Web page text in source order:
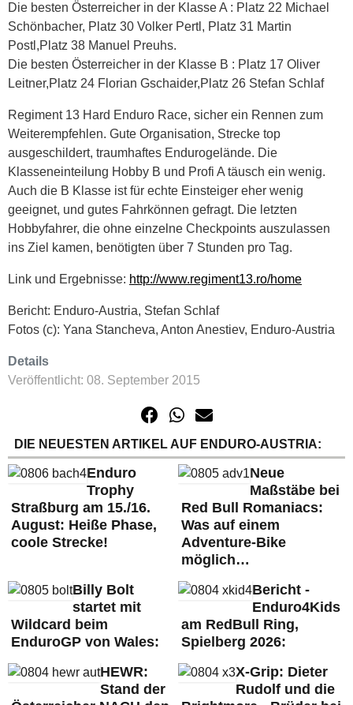
Die besten Österreicher in der Klasse A : Platz 22 Michael
Schönbacher, Platz 30 Volker Pertl, Platz 31 Martin
Postl,Platz 38 Manuel Preuhs.
Die besten Österreicher in der Klasse B : Platz 17 Oliver
Leitner,Platz 24 Florian Gschaider,Platz 26 Stefan Schlaf
Regiment 13 Hard Enduro Race, sicher ein Rennen zum
Weiterempfehlen. Gute Organisation, Strecke top
ausgeschildert, traumhaftes Endurogelände. Die
Klasseneinteilung Hobby B und Profi A täusch ein wenig.
Auch die B Klasse ist für echte Einsteiger eher wenig
geeignet, und gutes Fahrkönnen gefragt. Die letzten
Hobbyfahrer, die ohne einzelne Checkpoints auszulassen
ins Ziel kamen, benötigten über 7 Stunden pro Tag.
Link und Ergebnisse: http://www.regiment13.ro/home
Bericht: Enduro-Austria, Stefan Schlaf
Fotos (c): Yana Stancheva, Anton Anestiev, Enduro-Austria
Details
Veröffentlicht: 08. September 2015
DIE NEUESTEN ARTIKEL AUF ENDURO-AUSTRIA:
Enduro
Trophy
Straßburg am 15./16.
August: Heiße Phase,
coole Strecke!
Neue
Maßstäbe bei
Red Bull Romaniacs:
Was auf einem
Adventure-Bike
möglich…
Billy Bolt
startet mit
Wildcard beim
EnduroGP von Wales:
Bericht -
Enduro4Kids
am RedBull Ring,
Spielberg 2026:
HEWR:
Stand der
X-Grip: Dieter
Rudolf und die